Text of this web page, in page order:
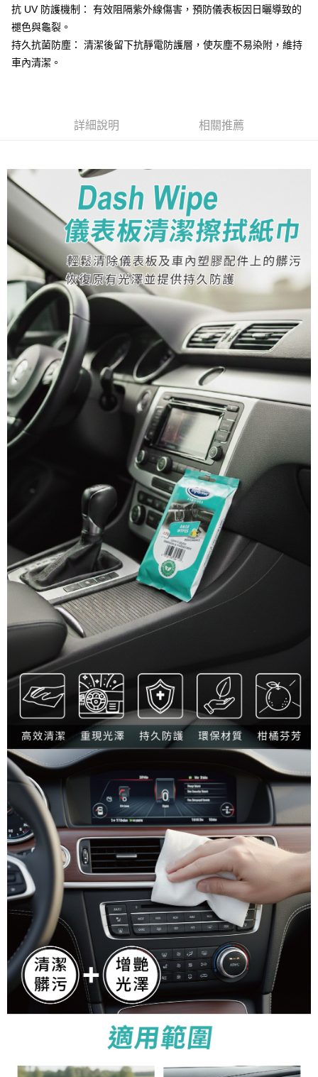
便利好安心！
２．便利：只要手機號碼，簡訊認證，即可結帳。
３．安心：先確認商品／服務後，再付款。
【「AFTEE先享後付」結帳流程】
３．收到繳費通知簡訊後14天內，點擊此簡訊中的連結，可透過四大超商／
ATM／網路銀行／等多元方式進行付款，方視為交易完成。
後付繳納相關費用。
※ 交易是否成功請以「AFTEE先享後付 」之結帳頁面顯示為準，若有關於
是否繳費成功／繳費後需取消欲退款等相關疑問，請聯繫「AFTEE先享後付
客戶支援中心」
https://netprotections.freshdesk.com/support/home
【注意事項】
１．透過由恩沛科技股份有限公司提供之「AFTEE先享後付」服務完成之交
易，需依本服務之必要範圍內提供個人資料，並將交易相關給付款項請求債
權轉讓予恩沛科技股份有限公司。
２．關於個人資料處理事宜，請瀏覽以下網址：
https://aftee.tw/terms/#terms3
３．未成年的使用者請事先徵得法定代理人或監護人之同意方可使用
「AFTEE先享後付」，若未經同意申辦者引起之損失，本公司不負相關責
任。
４．使用「AFTEE先享後付」時，將依據個別帳號之用戶狀況，依本公司即
時審查核予不同之上限額度；若仍有額度不足之情形，本公司將視審查結果
請求用戶進行身份認證。
５．嚴禁一人註冊多個帳號或使用他人資訊註冊。若發現惡意使用之情形，
恩沛科技股份有限公司將有權停止該用戶之使用額度並採取法律行動。
運送方式
全家付款取貨
每筆NT$60，滿NT$490(含以上)免運費
離島取貨加價40
每筆NT$55，滿NT$800(含以上)免運費
宅配(快速到貨)
每筆NT$100，滿NT$1,200(含以上)免運費
宅配(外島)
每筆NT$300
付款後門市自取
免運費
抗 UV 防護機制： 有效阻隔紫外線傷害，預防儀表板因日曬導致的
褪色與龜裂。
持久抗菌防塵： 清潔後留下抗靜電防護層，使灰塵不易染附，維持
車內清潔。
詳細說明 相關推薦